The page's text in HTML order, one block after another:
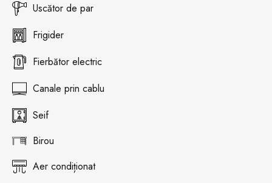
Uscător de par
Frigider
Fierbător electric
Canale prin cablu
Seif
Birou
Aer condiționat